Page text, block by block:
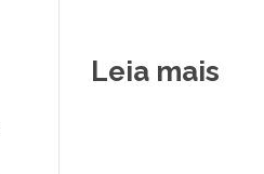
Leia mais